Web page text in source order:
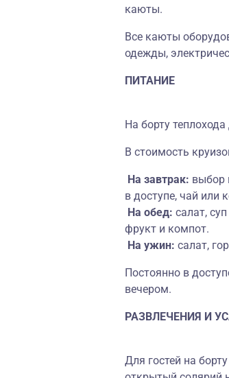
каюты.
Все каюты
одежды,
ПИТАНИЕ
На борту
В стоимость
На завтрак: выбор
в доступе, чай или
На обед: салат,
фрукт и компот.
На ужин: салат,
Постоянно в
вечером.
РАЗВЛЕЧЕНИЯ И
Для гостей на